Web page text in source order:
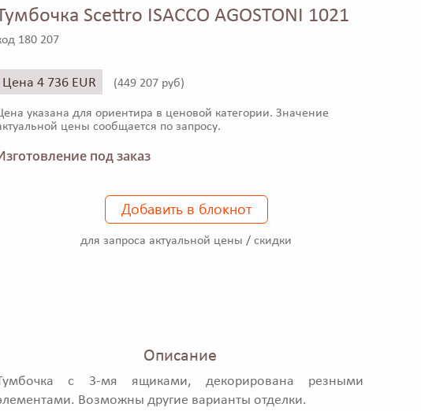
Scettro ISACCO AGOSTONI 1021
180 207
Цена 4 736 EUR (449 207 руб)
указана для ориентира в ценовой категории. Значение
цены сообщается по запросу.
под заказ
Добавить в блокнот
для запроса актуальной цены / скидки
Описание
с 3-мя ящиками, декорирована резными
Возможны другие варианты отделки.